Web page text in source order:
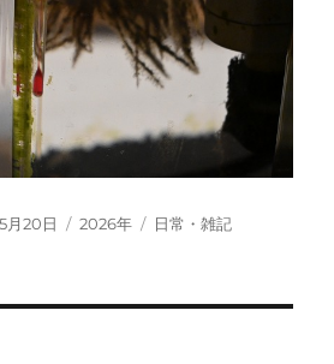
月20日
カ
2026年
タ
日常・雑記